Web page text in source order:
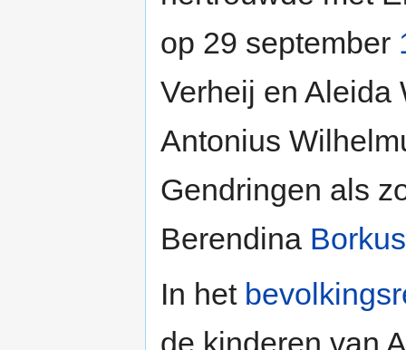
op 29 september
Verheij en Aleida
Antonius
Gendringen als
Berendina Borkus
In het
de kinderen van